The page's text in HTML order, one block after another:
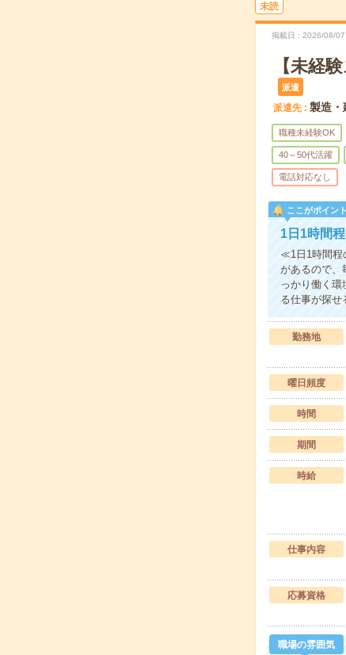
未読
掲載日 2026/08/07
【未経
派遣
派遣先 製造・
職種未経験OK
40～50代活躍
電話対応なし
ここがポイン
1日1時間
≪1日1時間程
があるので
っかり働く
る仕事が探せ
勤務地
曜日頻度
時間
期間
時給
仕事内容
応募資格
職場の雰囲気